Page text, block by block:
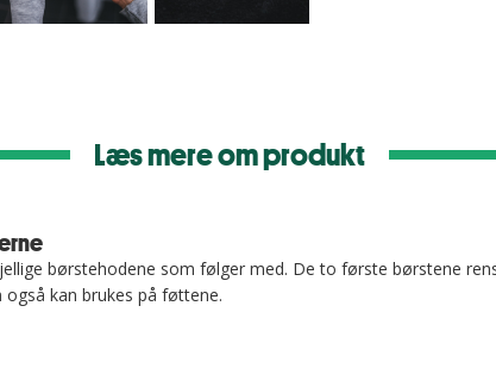
Læs mere om produkt
børstehodene som følger med. De to første børstene
kan brukes på føttene.